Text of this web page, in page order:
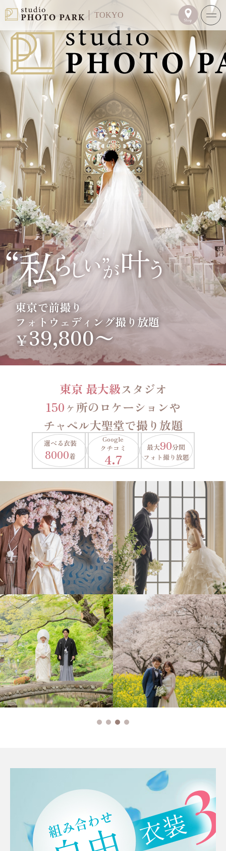
TOKYO
東京で前撮り
フォトウェディング撮り放題
￥39,800〜
東京 最大級スタジオ
150ヶ所のロケーションや
チャペル大聖堂で撮り放題
選べる衣装
8000着
Google
クチコミ
4.7
最大90分間
フォト撮り放題